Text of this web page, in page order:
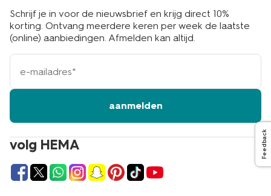
volg HEMA
Schrijf je in voor de nieuwsbrief en krijg direct 10%
korting. Ontvang meerdere keren per week de laatste
(online) aanbiedingen. Afmelden kan altijd.
e-
mailadres
aanmelden
Feedback